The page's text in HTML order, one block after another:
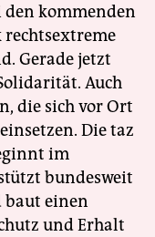
den kommenden
rechtsextreme
Gerade jetzt
Auch
die sich vor Ort
Die taz
im
bundesweit
baut einen
und Erhalt